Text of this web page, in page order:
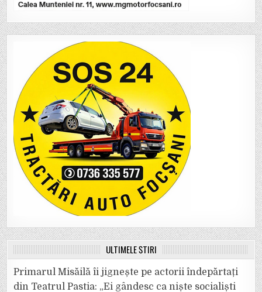
ULTIMELE ȘTIRI
Primarul Misăilă îi jignește pe actorii îndepărtați
din Teatrul Pastia: „Ei gândesc ca niște socialiști